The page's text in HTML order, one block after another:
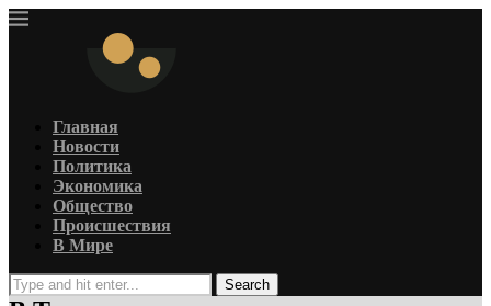
Главная
Новости
Политика
Экономика
Общество
Происшествия
В Мире
Search